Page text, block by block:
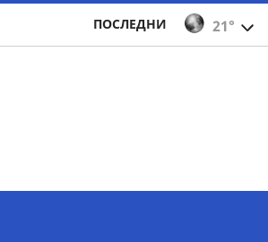
21°
ПОСЛЕДНИ